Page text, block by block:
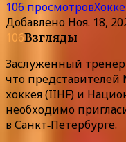
106 просмотров
Добавлено Ноя. 18,
106Взгляды
Заслуженный
что
хоккея (IIHF) и
необходимо
в Санкт‑Петербурге.